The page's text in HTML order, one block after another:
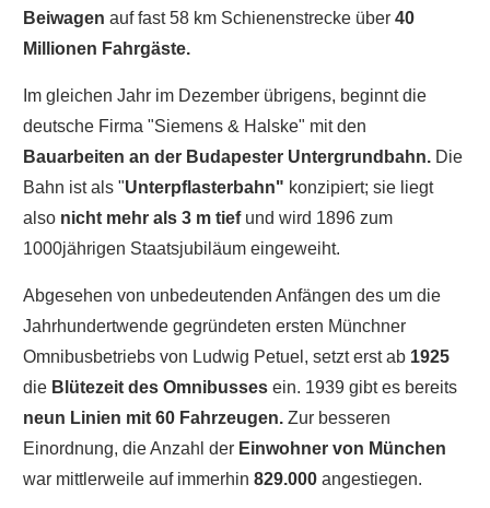
Beiwagen auf fast 58 km Schienenstrecke über 40
Millionen Fahrgäste.
Im gleichen Jahr im Dezember übrigens, beginnt die
deutsche Firma "Siemens & Halske" mit den
Bauarbeiten an der Budapester Untergrundbahn. Die
Bahn ist als "Unterpflasterbahn" konzipiert; sie liegt
also nicht mehr als 3 m tief und wird 1896 zum
1000jährigen Staatsjubiläum eingeweiht.
Abgesehen von unbedeutenden Anfängen des um die
Jahrhundertwende gegründeten ersten Münchner
Omnibusbetriebs von Ludwig Petuel, setzt erst ab 1925
die Blütezeit des Omnibusses ein. 1939 gibt es bereits
neun Linien mit 60 Fahrzeugen. Zur besseren
Einordnung, die Anzahl der Einwohner von München
war mittlerweile auf immerhin 829.000 angestiegen.